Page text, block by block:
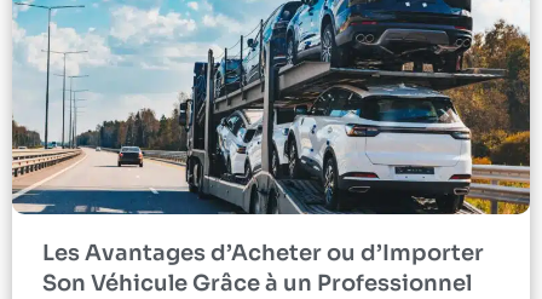
Les Avantages d’Acheter ou d’Importer
Son Véhicule Grâce à un Professionnel